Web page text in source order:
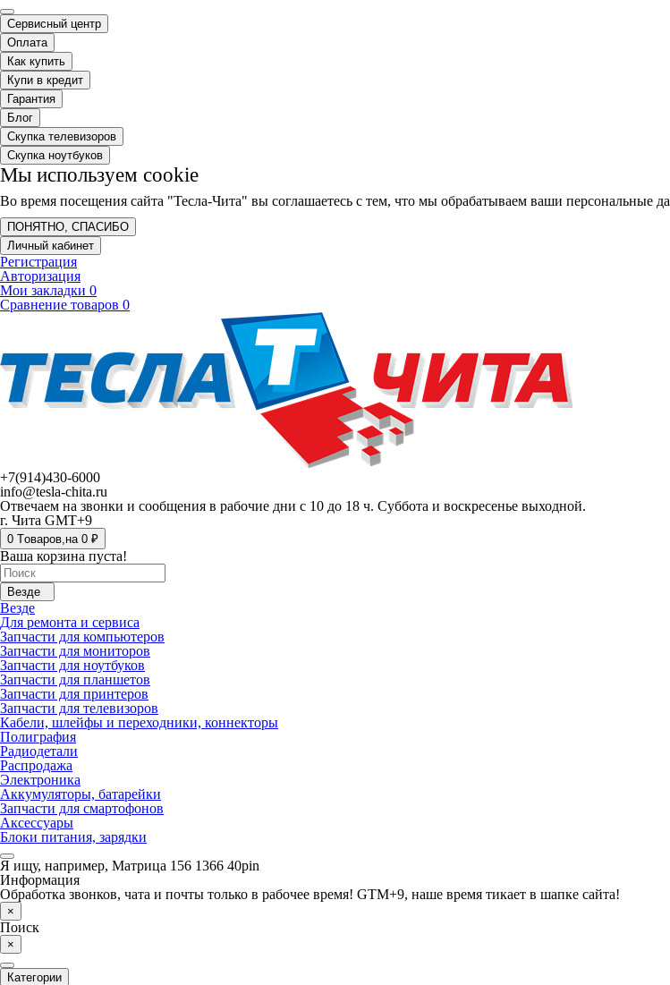
Сервисный центр
Оплата
Как купить
Купи в кредит
Гарантия
Блог
Скупка телевизоров
Скупка ноутбуков
Мы используем cookie
Во время посещения сайта "Тесла-Чита" вы соглашаетесь с тем, что мы обрабатываем ваши персональные
ПОНЯТНО, СПАСИБО
Личный кабинет
Регистрация
Авторизация
Мои закладки 0
Сравнение товаров 0
+7(914)430-6000
info@tesla-chita.ru
Отвечаем на звонки и сообщения в рабочие дни с 10 до 18 ч. Суббота и воскресенье выходной.
г. Чита GMT+9
0 Tоваров,на 0 ₽
Ваша корзина пуста!
Везде
Везде
Для ремонта и сервиса
Запчасти для компьютеров
Запчасти для мониторов
Запчасти для ноутбуков
Запчасти для планшетов
Запчасти для принтеров
Запчасти для телевизоров
Кабели, шлейфы и переходники, коннекторы
Полиграфия
Радиодетали
Распродажа
Электроника
Аккумуляторы, батарейки
Запчасти для смартофонов
Аксессуары
Блоки питания, зарядки
Я ищу, например, Матрица 156 1366 40pin
Информация
Обработка звонков, чата и почты только в рабочее время! GTM+9, наше время тикает в шапке сайта!
×
Поиск
×
Категории